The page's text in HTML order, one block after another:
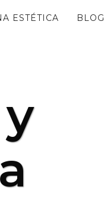
ESTÉTICA BLOG